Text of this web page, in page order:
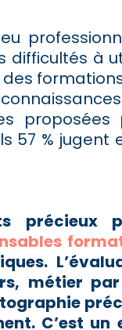
difficultés à
proposées
57 % jugent
précieux
métier
C’est un